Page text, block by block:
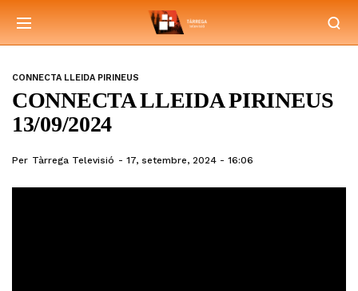
CONNECTA LLEIDA PIRINEUS
CONNECTA LLEIDA PIRINEUS
13/09/2024
Per Tàrrega Televisió 17, setembre, 2024 - 16:06